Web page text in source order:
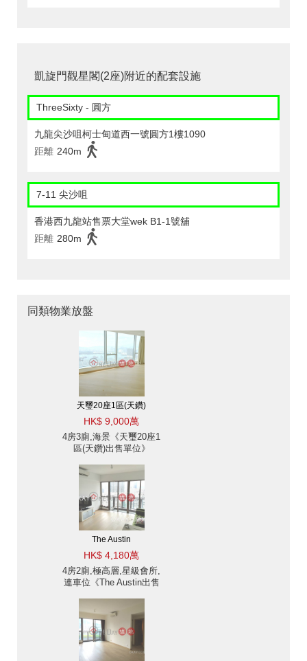
凱旋門觀星閣(2座)附近的配套設施
ThreeSixty - 圓方
九龍尖沙咀柯士甸道西一號圓方1樓1090
距離 240m
7-11 尖沙咀
香港西九龍站售票大堂wek B1-1號舖
距離 280m
同類物業放盤
天璽20座1區(天鑽)
HK$ 9,000萬
4房3廁,海景《天璽20座1
區(天鑽)出售單位》
The Austin
HK$ 4,180萬
4房2廁,極高層,星級會所,
連車位《The Austin出售